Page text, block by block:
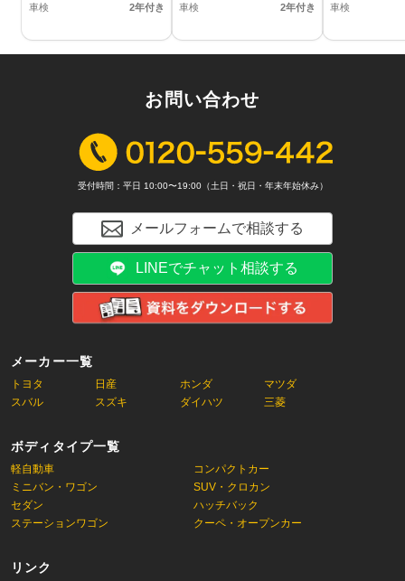
車検 2年付き 車検 2年付き 車検
メーカー一覧
トヨタ 日産 ホンダ
マツダ
スバル
スズキ ダイハツ 三菱
ボディタイプ一覧
軽自動車
コンパクトカー
ミニバン・ワゴン
SUV・クロカン
セダン
ハッチバック
ステーションワゴン
クーペ・オープンカー
リンク
お問い合わせ
受付時間：平日 10:00〜19:00（土日・祝日・年末年始休み）
メールフォームで相談する
LINEでチャット相談する